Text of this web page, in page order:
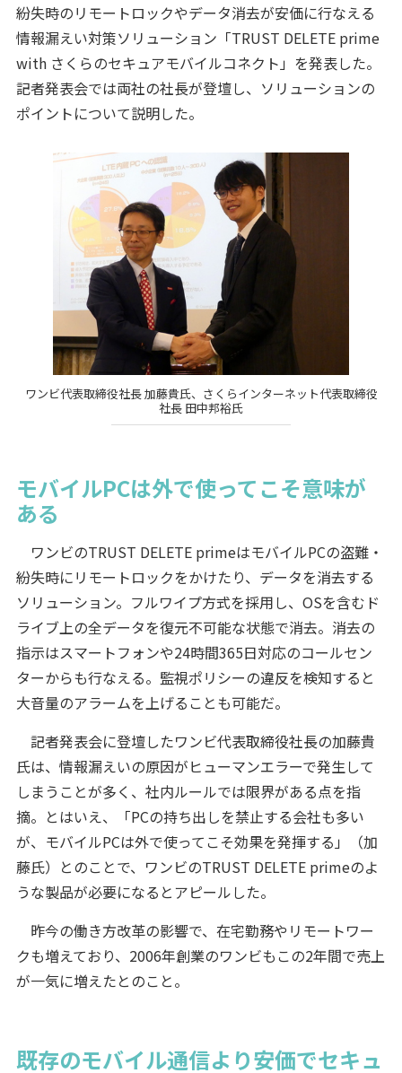
紛失時のリモートロックやデータ消去が安価に行なえる
情報漏えい対策ソリューション「TRUST DELETE prime
with さくらのセキュアモバイルコネクト」を発表した。
記者発表会では両社の社長が登壇し、ソリューションの
ポイントについて説明した。
ワンビ代表取締役社長 加藤貴氏、さくらインターネット代表取締役
社長 田中邦裕氏
モバイルPCは外で使ってこそ意味が
ある
ワンビのTRUST DELETE primeはモバイルPCの盗難・
紛失時にリモートロックをかけたり、データを消去する
ソリューション。フルワイプ方式を採用し、OSを含むド
ライブ上の全データを復元不可能な状態で消去。消去の
指示はスマートフォンや24時間365日対応のコールセン
ターからも行なえる。監視ポリシーの違反を検知すると
大音量のアラームを上げることも可能だ。
記者発表会に登壇したワンビ代表取締役社長の加藤貴
氏は、情報漏えいの原因がヒューマンエラーで発生して
しまうことが多く、社内ルールでは限界がある点を指
摘。とはいえ、「PCの持ち出しを禁止する会社も多い
が、モバイルPCは外で使ってこそ効果を発揮する」（加
藤氏）とのことで、ワンビのTRUST DELETE primeのよ
うな製品が必要になるとアピールした。
昨今の働き方改革の影響で、在宅勤務やリモートワー
クも増えており、2006年創業のワンビもこの2年間で売上
が一気に増えたとのこと。
既存のモバイル通信より安価でセキュ